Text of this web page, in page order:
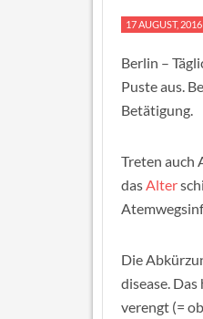
17 AUGUST, 2016
Berlin –
Puste aus.
Betätigung.
Treten auch
dasAlter
Die
disease.
verengt (=